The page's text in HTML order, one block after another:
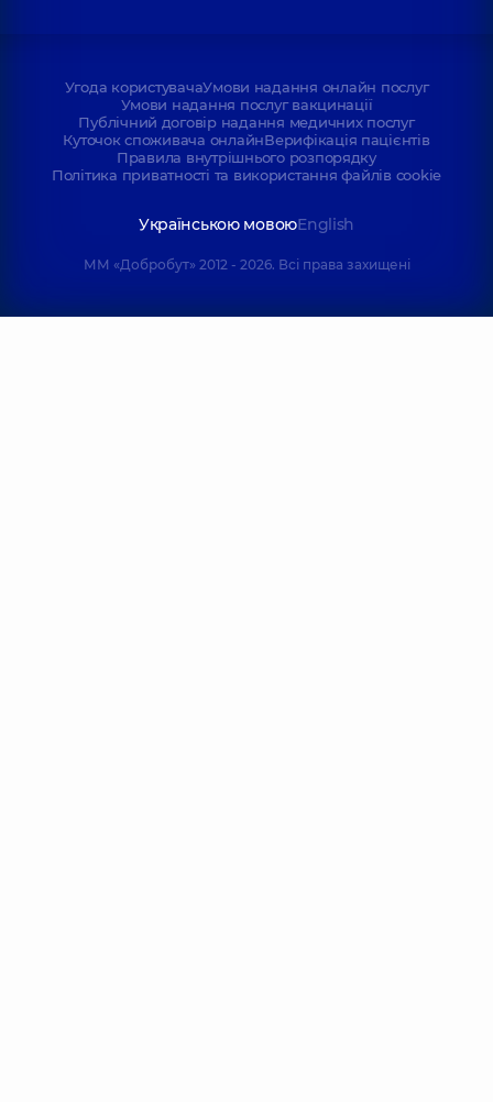
Угода користувачаУмови надання онлайн послуг
Умови надання послуг вакцинації
Публічний договір надання медичних послуг
Куточок споживача онлайнВерифікація пацієнтів
Правила внутрішнього розпорядку
Політика приватності та використання файлів cookie
Українською мовоюEnglish
ММ «Добробут» 2012 - 2026. Всі права захищені